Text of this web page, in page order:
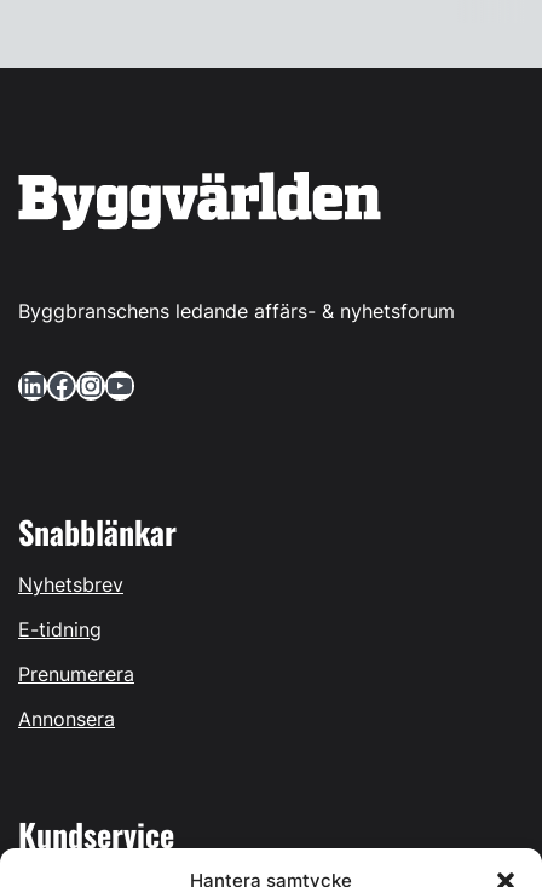
Hantera samtycke
Byggbranschens ledande affärs- & nyhetsforum
LinkedIn Facebook InstagramYouTube
Snabblänkar
Nyhetsbrev
E-tidning
Prenumerera
Annonsera
Kundservice